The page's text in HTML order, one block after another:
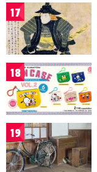
17
18
19